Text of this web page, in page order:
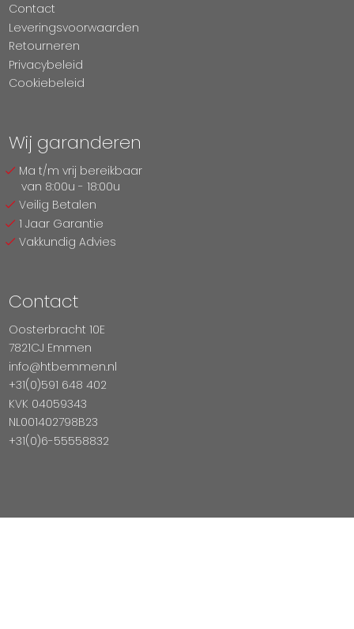
Contact
Leveringsvoorwaarden
Retourneren
Privacybeleid
Cookiebeleid
Wij garanderen
Ma t/m vrij bereikbaar
van 8:00u - 18:00u
Veilig Betalen
1 Jaar Garantie
Vakkundig Advies
Contact
Oosterbracht 10E
7821CJ Emmen
info@htbemmen.nl
+31(0)591 648 402
KVK 04059343
NL001402798B23
+31(0)6-55558832